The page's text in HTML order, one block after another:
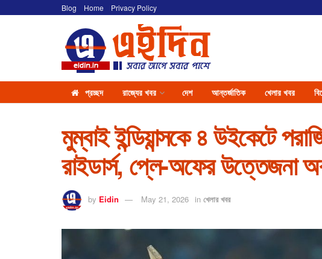
Blog Home Privacy Policy
প্রচ্ছদ রাজ্যের খবর দেশ আন্তর্জাতিক খেলার খবর
মুম্বাই ইন্ডিয়ান্সকে ৪ উইকেটে
রাইডার্স, প্লে-অফের উত্তেজনা
by Eidin May 21, 2026 in খেলার খবর